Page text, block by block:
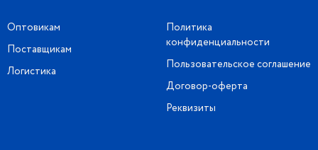
Оптовикам
Поставщикам
Логистика
Политика
конфиденциальности
Пользовательское соглашение
Договор-оферта
Реквизиты